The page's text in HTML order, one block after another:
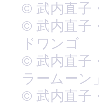
© 武内直子
© 武内直子
ドワンゴ
© 武内直子
ラームーン
© 武内直子